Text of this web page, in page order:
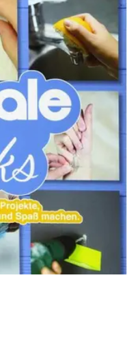
VergleicheReiseangebote